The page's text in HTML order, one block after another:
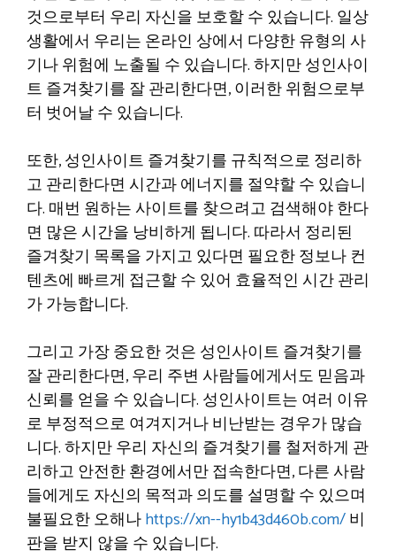
것으로부터 우리 자신을 보호할 수 있습니다. 일상
생활에서 우리는 온라인 상에서 다양한 유형의 사
기나 위험에 노출될 수 있습니다. 하지만 성인사이
트 즐겨찾기를 잘 관리한다면, 이러한 위험으로부
터 벗어날 수 있습니다.
또한, 성인사이트 즐겨찾기를 규칙적으로 정리하
고 관리한다면 시간과 에너지를 절약할 수 있습니
다. 매번 원하는 사이트를 찾으려고 검색해야 한다
면 많은 시간을 낭비하게 됩니다. 따라서 정리된
즐겨찾기 목록을 가지고 있다면 필요한 정보나 컨
텐츠에 빠르게 접근할 수 있어 효율적인 시간 관리
가 가능합니다.
그리고 가장 중요한 것은 성인사이트 즐겨찾기를
잘 관리한다면, 우리 주변 사람들에게서도 믿음과
신뢰를 얻을 수 있습니다. 성인사이트는 여러 이유
로 부정적으로 여겨지거나 비난받는 경우가 많습
니다. 하지만 우리 자신의 즐겨찾기를 철저하게 관
리하고 안전한 환경에서만 접속한다면, 다른 사람
들에게도 자신의 목적과 의도를 설명할 수 있으며
불필요한 오해나https://xn--hy1b43d460b.com/비
판을 받지 않을 수 있습니다.